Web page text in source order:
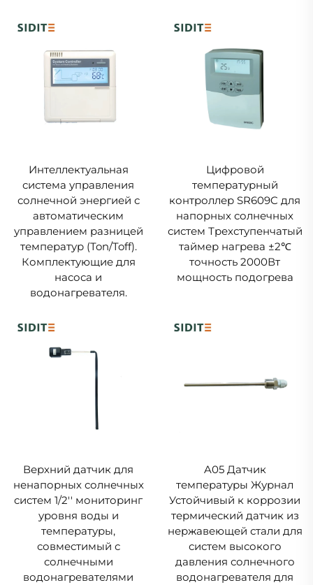
Интеллектуальная
система управления
солнечной энергией с
автоматическим
управлением разницей
температур (Ton/Toff).
Комплектующие для
насоса и
водонагревателя.
Цифровой
температурный
контроллер SR609C для
напорных солнечных
систем Трехступенчатый
таймер нагрева ±2℃
точность 2000Вт
мощность подогрева
Верхний датчик для
ненапорных солнечных
систем 1/2'' мониторинг
уровня воды и
температуры,
совместимый с
солнечными
водонагревателями
A05 Датчик
температуры Журнал
Устойчивый к коррозии
термический датчик из
нержавеющей стали для
систем высокого
давления солнечного
водонагревателя для